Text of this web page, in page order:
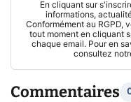
En cliquant sur
informations,
Conformément au RGPD,
tout moment en cliquant
chaque email. Pour en
consultez
Commentaires